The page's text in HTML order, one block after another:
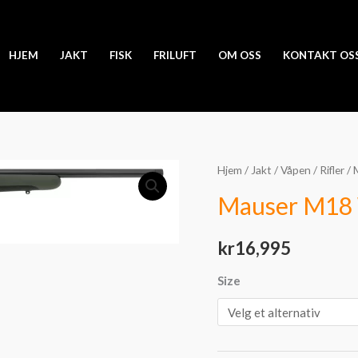
HJEM JAKT FISK FRILUFT OM OSS KONTAKT
Hjem / Jakt /Våpen / Rifler/
Mauser
kr16,995
Size
Mauser
Waldjagd